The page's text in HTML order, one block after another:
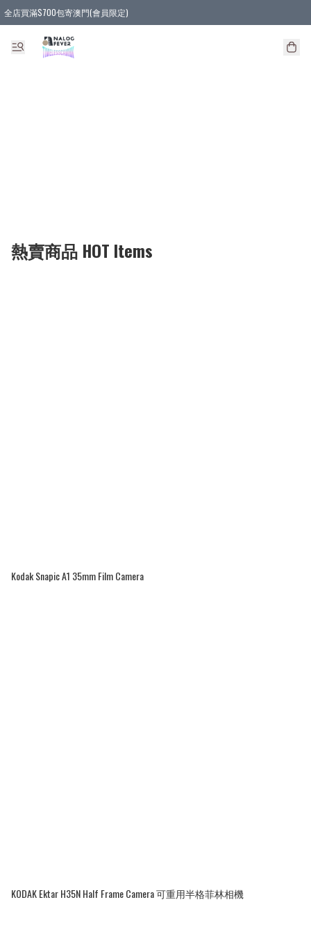
全店買滿$700包寄澳門(會員限定)
全店買滿3件貨品, 包寄順豐智能櫃/順豐站
全店買滿$580或5件貨品, 包寄順豐上門(會員限定)
熱賣商品 HOT Items
Kodak Snapic A1 35mm Film Camera
KODAK Ektar H35N Half Frame Camera 可重用半格菲林相機